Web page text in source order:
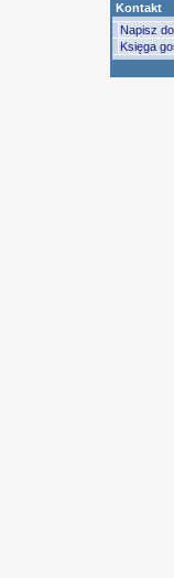
Kontakt
Napisz
Księga